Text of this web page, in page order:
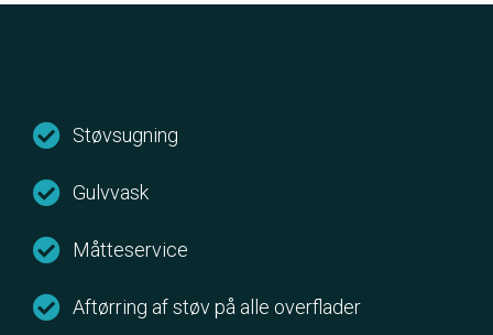
Støvsugning
Gulvvask
Måtteservice
Aftørring af støv på alle overflader